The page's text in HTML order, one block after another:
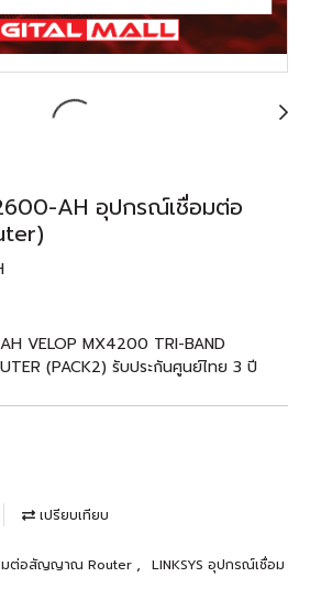
AH อุปกรณ์เชื่อมต่อ
VELOP MX4200 TRI-BAND
(PACK2) รับประกันศูนย์ไทย 3 ปี
เปรียบเทียบ
มต่อสัญญาณ Router ,
LINKSYS อุปกรณ์เชื่อม